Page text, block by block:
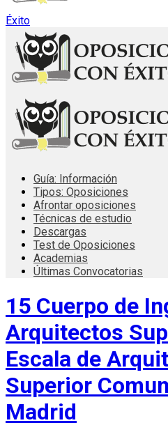
Éxito
Guía: Información
Tipos: Oposiciones
Afrontar oposiciones
Técnicas de estudio
Descargas
Test de Oposiciones
Academias
Últimas Convocatorias
15 Cuerpo de
Arquitectos
Escala de
Superior
Madrid